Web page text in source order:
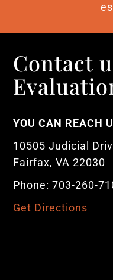
Contact
YOU CAN REACH
10505 Judicial
Fairfax, VA 22030
Phone: 703-260-
Get Directions